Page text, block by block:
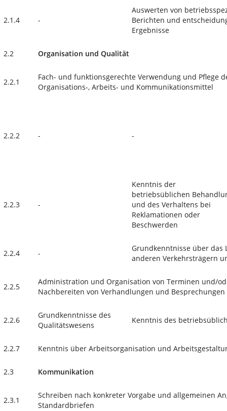
2.1.4 -
Auswerten von
Berichten und
Ergebnisse
2.2 Organisation und Qualität
2.2.1
Fach- und funktionsgerechte Verwendung und Pflege
Organisations-, Arbeits- und Kommunikationsmittel
2.2.2 - -
2.2.3 -
Kenntnis der
betriebsüblichen
und des Verhaltens bei
Reklamationen oder
Beschwerden
2.2.4 -
Grundkenntnisse über das
anderen Verkehrsträgern
2.2.5
Administration und Organisation von Terminen und/
Nachbereiten von Verhandlungen und Besprechungen
2.2.6
Grundkenntnisse des
Qualitätswesens
Kenntnis des
2.2.7 Kenntnis über Arbeitsorganisation und
2.3 Kommunikation
2.3.1
Schreiben nach konkreter Vorgabe und allgemeinen
Standardbriefen